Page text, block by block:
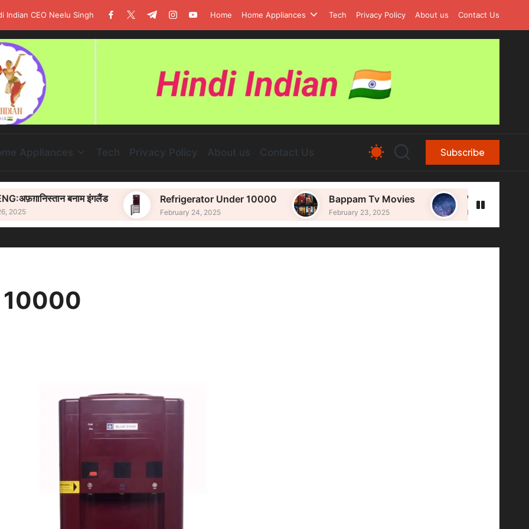
Indian CEO Neelu Singh facebook.com
twitter.com
t.me instagram.com
youtube.com
Home Home Appliances Tech Privacy Policy About us Contact Us
Appliances Tech Privacy Policy About us Contact Us Subscribe
बनाम इंगलैंड Refrigerator Under 10000
February 24, 2025
Bappam Tv Movies
February 23, 2025
Wallpaper For Laptop
February 23, 2025
10000